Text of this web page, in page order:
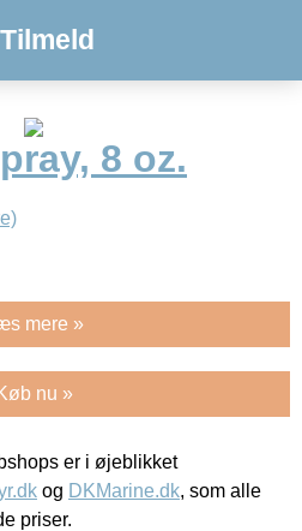
8 oz.
mere »
nu »
er i øjeblikket
og DKMarine.dk, som alle
priser.